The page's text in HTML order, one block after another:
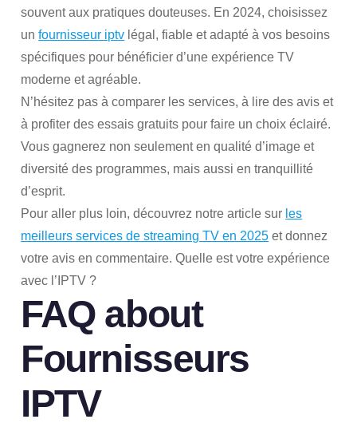
souvent aux pratiques douteuses. En 2024, choisissez
unfournisseur iptv légal, fiable et adapté à vos besoins
spécifiques pour bénéficier d’une expérience TV
moderne et agréable.
N’hésitez pas à comparer les services, à lire des avis et
à profiter des essais gratuits pour faire un choix éclairé.
Vous gagnerez non seulement en qualité d’image et
diversité des programmes, mais aussi en tranquillité
d’esprit.
Pour aller plus loin, découvrez notre article sur les
meilleurs services de streaming TV en 2025 et donnez
votre avis en commentaire. Quelle est votre expérience
avec l’IPTV ?
FAQ about
Fournisseurs
IPTV